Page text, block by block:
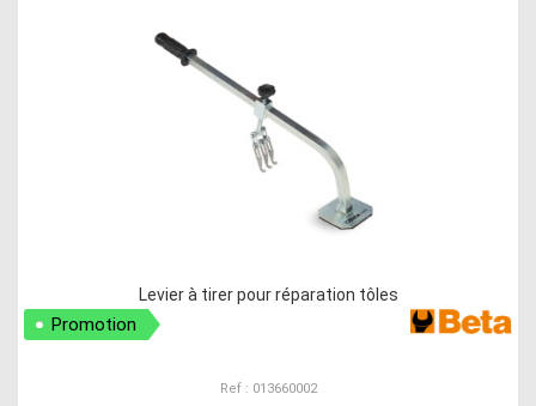
Levier à tirer pour réparation tôles
Promotion
Ref : 013660002